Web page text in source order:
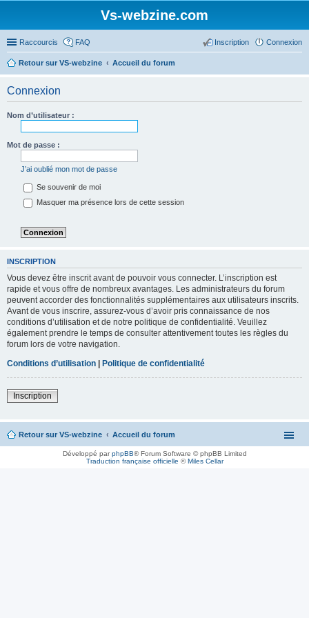
Vs-webzine.com
Raccourcis FAQ Connexion
Inscription
Retour sur VS-webzine Accueil du forum
Connexion
Nom d’utilisateur :
Mot de passe :
J’ai oublié mon mot de passe
Se souvenir de moi
Masquer ma présence lors de cette session
INSCRIPTION
Vous devez être inscrit avant de pouvoir vous connecter. L’inscription est
rapide et vous offre de nombreux avantages. Les administrateurs du forum
peuvent accorder des fonctionnalités supplémentaires aux utilisateurs inscrits.
Avant de vous inscrire, assurez-vous d’avoir pris connaissance de nos
conditions d’utilisation et de notre politique de confidentialité. Veuillez
également prendre le temps de consulter attentivement toutes les règles du
forum lors de votre navigation.
Conditions d’utilisation | Politique de confidentialité
Inscription
Retour sur VS-webzine Accueil du forum
Développé parphpBB® Forum Software © phpBB Limited
Traduction française officielle ©Miles Cellar